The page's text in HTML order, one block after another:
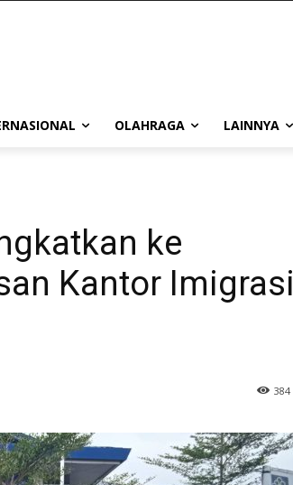
OLAHRAGA LAINNYA
ke
Kantor Imigrasi
384